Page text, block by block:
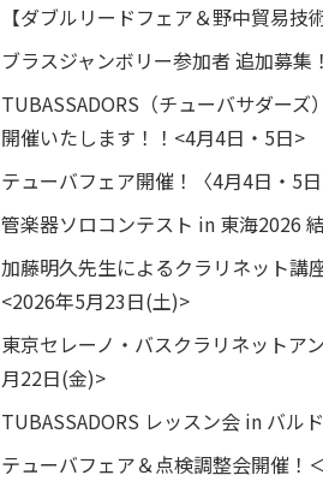
【ダブルリードフェア＆野中貿易技
ブラスジャンボリー参加者 追加募集
TUBASSADORS（チューバサダー
開催いたします！！<4月4日・5日>
テューバフェア開催！〈4月4日・5日
管楽器ソロコンテスト in 東海2026
加藤明久先生によるクラリネット講
<2026年5月23日(土)>
東京セレーノ・バスクラリネットア
月22日(金)>
TUBASSADORS レッスン会 in バル
テューバフェア＆点検調整会開催！